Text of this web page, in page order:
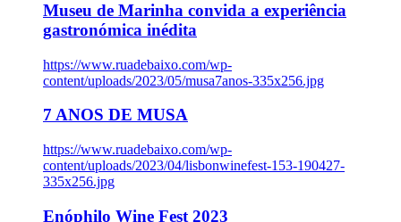
Museu de Marinha convida a experiência
gastronómica inédita
https://www.ruadebaixo.com/wp-
content/uploads/2023/05/musa7anos-335x256.jpg
7 ANOS DE MUSA
https://www.ruadebaixo.com/wp-
content/uploads/2023/04/lisbonwinefest-153-190427-
335x256.jpg
Enóphilo Wine Fest 2023